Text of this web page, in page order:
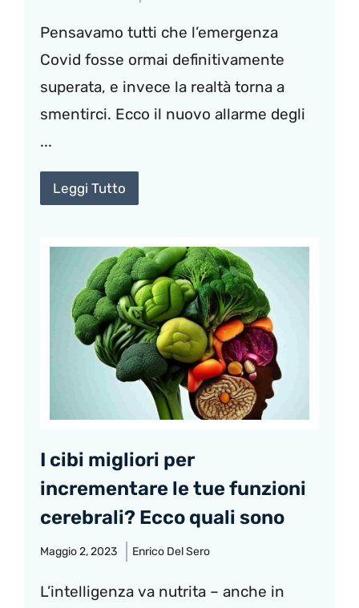
Pensavamo tutti che l’emergenza
Covid fosse ormai definitivamente
superata, e invece la realtà torna a
smentirci. Ecco il nuovo allarme degli
...
Leggi Tutto
I cibi migliori per
incrementare le tue funzioni
cerebrali? Ecco quali sono
Maggio 2, 2023 Enrico Del Sero
L’intelligenza va nutrita – anche in